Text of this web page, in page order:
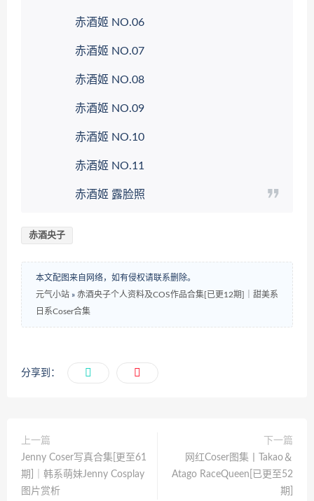
赤酒姬 NO.06
赤酒姬 NO.07
赤酒姬 NO.08
赤酒姬 NO.09
赤酒姬 NO.10
赤酒姬 NO.11
赤酒姬 露脸照
赤酒央子
本文配图来自网络，如有侵权请联系删除。
元气小站 » 赤酒央子个人资料及COS作品合集[已更12期]｜甜美系
日系Coser合集
分享到：
上一篇
Jenny Coser写真合集[更至61
期]｜韩系萌妹Jenny Cosplay
图片赏析
下一篇
网红Coser图集丨Takao＆
Atago RaceQueen[已更至52
期]